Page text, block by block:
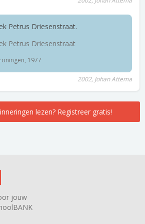
Petrus Driesenstraat.
Petrus Driesenstraat
1977
2002, Johan Attema
lezen? Registreer gratis!
jouw